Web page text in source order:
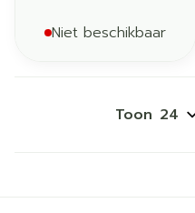
Niet beschikbaar
Toon